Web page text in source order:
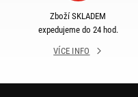
Zboží SKLADEM
expedujeme do 24 hod.
VÍCE INFO